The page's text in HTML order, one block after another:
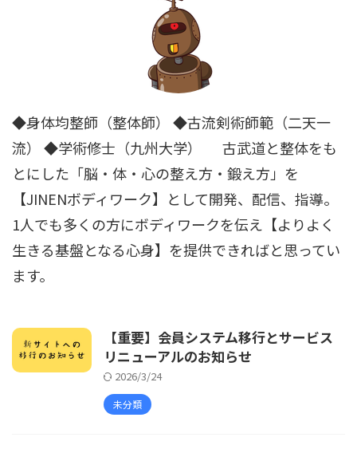
◆身体均整師（整体師） ◆古流剣術師範（二天一
流） ◆学術修士（九州大学） 古武道と整体をも
とにした「脳・体・心の整え方・鍛え方」を
【JINENボディワーク】として開発、配信、指導。
1人でも多くの方にボディワークを伝え【よりよく
生きる基盤となる心身】を提供できればと思ってい
ます。
【重要】会員システム移行とサービス
リニューアルのお知らせ
2026/3/24
未分類